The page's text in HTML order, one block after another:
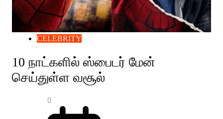
CELEBRITY
10 நாட்களில் ஸ்பைடர் மேன்
செய்துள்ள வசூல்